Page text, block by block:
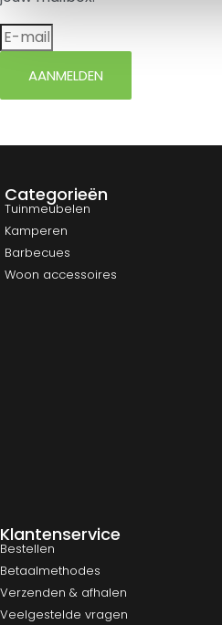
AANMELDEN
Categorieën
Tuinmeubelen
Kamperen
Barbecues
Woon accessoires
Klantenservice
Bestellen
Betaalmethodes
Verzenden & afhalen
Veelgestelde vragen